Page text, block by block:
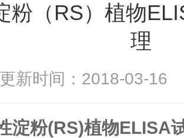
粉（RS）植物
理
更新时间：2018-03-
淀粉(RS)植物ELISA